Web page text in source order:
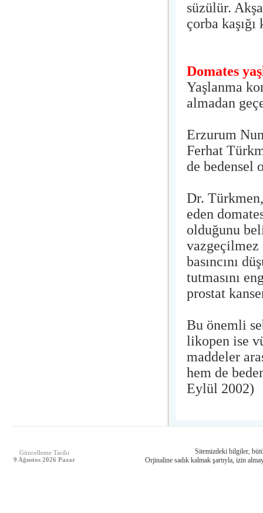
süzülür.
çorba kaşığı
Domates
Yaşlanma
almadan
Erzurum
Ferhat
de bedensel
Dr.
eden
olduğunu
vazgeçilmez
basıncını
tutmasını
prostat
Bu önemli
likopen ise
maddeler
hem de
Eylül 2002)
Güncelleme Tarihi
9 Ağustos 2026 Pazar
Sitemizdeki bilgiler,
Orjinaline sadık kalmak şartıyla, izin